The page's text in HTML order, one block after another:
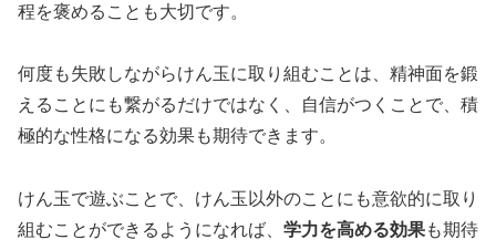
程を褒めることも大切です。
何度も失敗しながらけん玉に取り組むことは、精神面を鍛
えることにも繋がるだけではなく、自信がつくことで、積
極的な性格になる効果も期待できます。
けん玉で遊ぶことで、けん玉以外のことにも意欲的に取り
組むことができるようになれば、 学力を高める効果も期待